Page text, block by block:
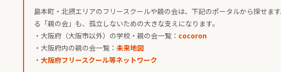
島本町・北摂エリアのフリースクールや親の会は、下記のポータルから探せま
る「親の会」も、孤立しないための大きな支えになります。
・大阪府（大阪市以外）の学校・親の会一覧： cocoron
・大阪府内の親の会一覧： 未来地図
・ 大阪府フリースクール等ネットワーク